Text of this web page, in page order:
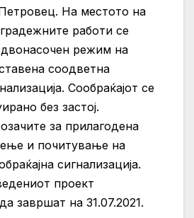
На местото на
работи се
режим на
соодветна
Сообраќајот се
без застој.
за прилагодена
и почитување на
сигнализација.
проект
завршат на 31.07.2021.